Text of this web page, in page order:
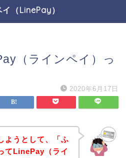
（LinePay）
（ラインペイ）っ
2020年6月17日
ようとして、「ふ
てLinePay（ライ